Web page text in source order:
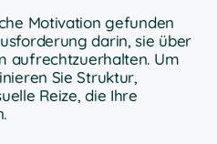
Motivation gefunden
darin, sie über
aufrechtzuerhalten. Um
Sie Struktur,
Reize, die Ihre